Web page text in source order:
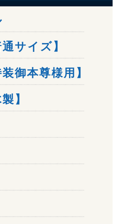
サイズ】
御本尊様用】
】